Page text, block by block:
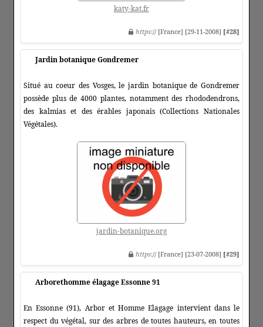
katy-kat.fr
https:// [France] [29-11-2008] [#28]
Jardin botanique Gondremer
Situé au coeur des Vosges, le jardin botanique de Gondremer
possède plus de 4000 plantes, notamment des rhododendrons,
des kalmias et des érables japonais (Collections Nationales
Végétales).
jardin-botanique.org
https:// [France] [23-07-2008] [#29]
Arborethomme élagage Essonne 91
En Essonne (91), Arbor et Homme Elagage intervient dans le
respect du végétal, sur des arbres de toutes hauteurs, en toutes